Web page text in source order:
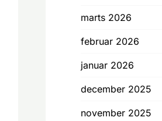
marts 2026
februar 2026
januar 2026
december 2025
november 2025